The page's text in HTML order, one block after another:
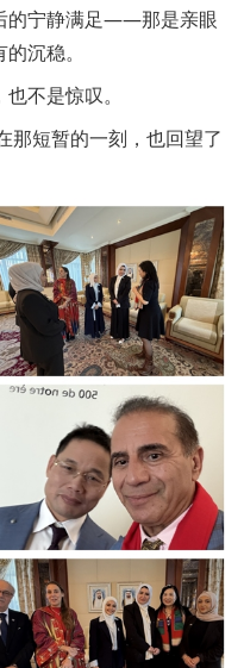
的宁静满足——那是亲眼
沉稳。
不是惊叹。
短暂的一刻，也回望了